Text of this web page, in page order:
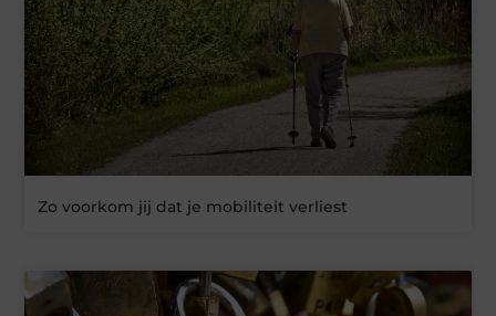
Zo voorkom jij dat je mobiliteit verliest